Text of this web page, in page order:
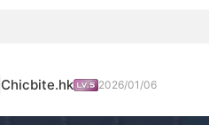
Chicbite.hk 2026/01/06